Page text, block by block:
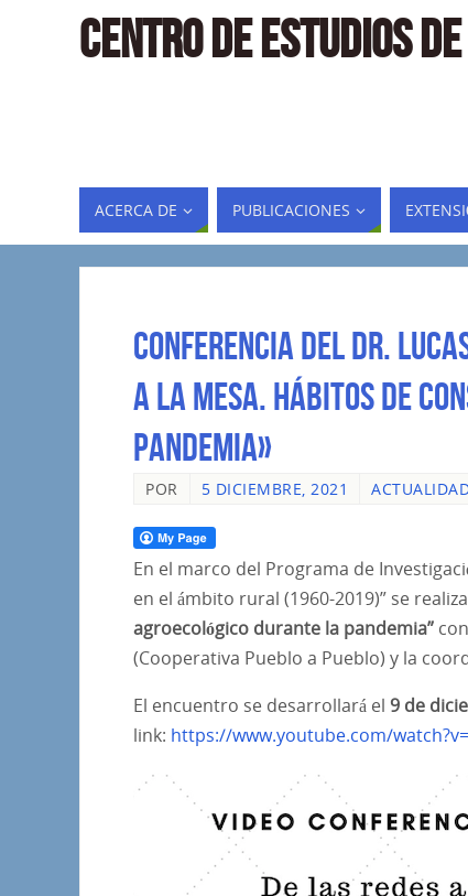
CENTRO DE ESTUDIOS
ACERCA DE PUBLICACIONES
Conferencia del Dr.
a la mesa. Hábitos de
pandemia»
POR 5 DICIEMBRE, 2021
En el marco del Programa de
en el ámbito rural (1960-2019)” se
agroecológico durante la pandemia”
(Cooperativa Pueblo a Pueblo) y la
El encuentro se desarrollará el 9 de
link: https://www.youtube.com/